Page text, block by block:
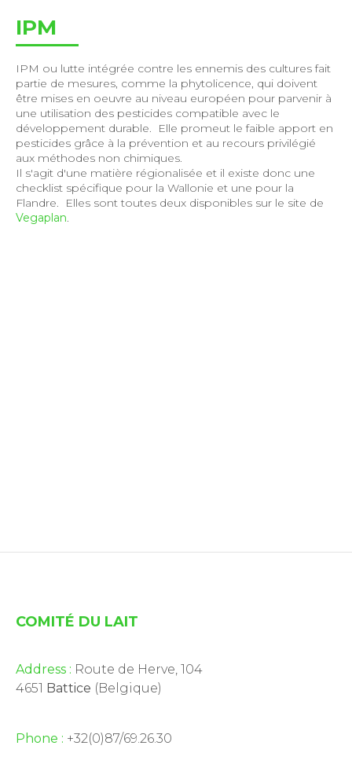
IPM
IPM ou lutte intégrée contre les ennemis des cultures fait
partie de mesures, comme la phytolicence, qui doivent
être mises en oeuvre au niveau européen pour parvenir à
une utilisation des pesticides compatible avec le
développement durable. Elle promeut le faible apport en
pesticides grâce à la prévention et au recours privilégié
aux méthodes non chimiques.
Il s'agit d'une matière régionalisée et il existe donc une
checklist spécifique pour la Wallonie et une pour la
Flandre. Elles sont toutes deux disponibles sur le site de
Vegaplan.
COMITÉ DU LAIT
Address : Route de Herve, 104
4651 Battice (Belgique)
Phone : +32(0)87/69.26.30